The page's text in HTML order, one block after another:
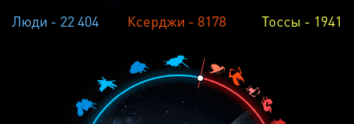
Люди - 22 404 Ксерджи - 8178 Тоссы - 1941